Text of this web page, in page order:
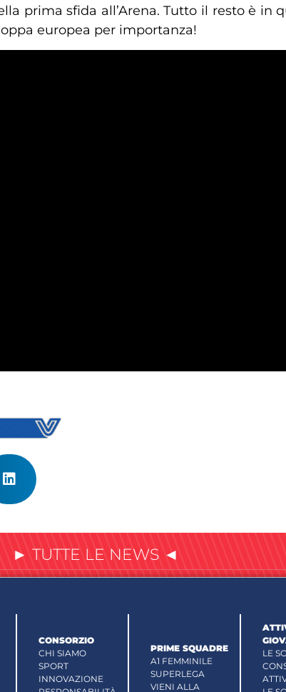
prima sfida all’Arena. Tutto il resto è in
europea per importanza!
► TUTTE LE NEWS ◄
CONSORZIO
CHI SIAMO
SPORT
INNOVAZIONE
PRIME SQUADRE
A1 FEMMINILE
SUPERLEGA
VIENI ALLA
LE